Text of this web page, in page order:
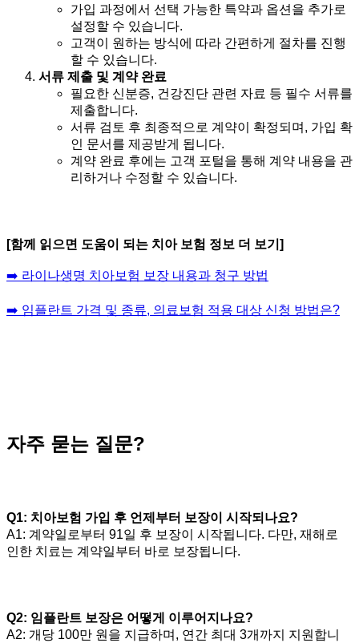
가입 과정에서 선택 가능한 특약과 옵션을 추가로
설정할 수 있습니다.
고객이 원하는 방식에 따라 간편하게 절차를 진행
할 수 있습니다.
서류 제출 및 계약 완료
필요한 신분증, 건강진단 관련 자료 등 필수 서류를
제출합니다.
서류 검토 후 최종적으로 계약이 확정되며, 가입 확
인 문서를 제공받게 됩니다.
계약 완료 후에는 고객 포털을 통해 계약 내용을 관
리하거나 수정할 수 있습니다.
[함께 읽으면 도움이 되는 치아 보험 정보 더 보기]
➡️ 라이나생명 치아보험 보장 내용과 청구 방법
➡️ 임플란트 가격 및 종류, 의료보험 적용 대상 신청 방법은?
자주 묻는 질문?
Q1: 치아보험 가입 후 언제부터 보장이 시작되나요?
A1: 계약일로부터 91일 후 보장이 시작됩니다. 다만, 재해로
인한 치료는 계약일부터 바로 보장됩니다.
Q2: 임플란트 보장은 어떻게 이루어지나요?
A2: 개당 100만 원을 지급하며, 연간 최대 3개까지 지원합니